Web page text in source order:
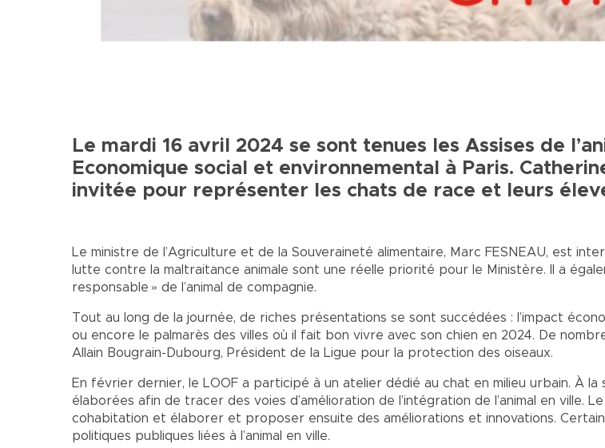
Le mardi 16 avril 2024 se sont tenues les Assises de
Economique social et environnemental à Paris.
invitée pour représenter les chats de race et leurs
Le ministre de l’Agriculture et de la Souveraineté alimentaire, Marc FESNEAU, est
lutte contre la maltraitance animale sont une réelle priorité pour le Ministère. Il a
responsable » de l’animal de compagnie.
Tout au long de la journée, de riches présentations se sont succédées : l’impact
ou encore le palmarès des villes où il fait bon vivre avec son chien en 2024. De
Allain Bougrain-Dubourg, Président de la Ligue pour la protection des oiseaux.
En février dernier, le LOOF a participé à un atelier dédié au chat en milieu urbain. À
élaborées afin de tracer des voies d’amélioration de l’intégration de l’animal en
cohabitation et élaborer et proposer ensuite des améliorations et innovations.
politiques publiques liées à l’animal en ville.